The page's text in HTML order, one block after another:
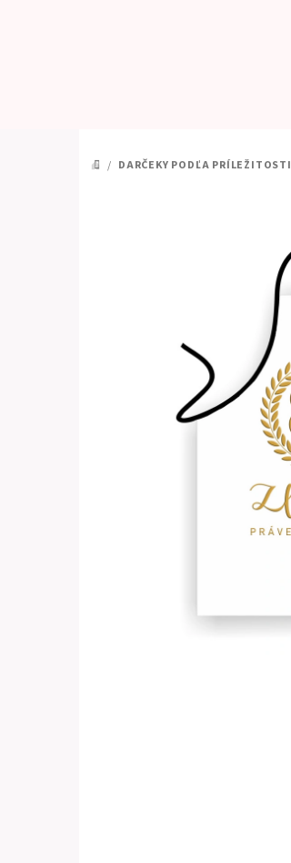
DOMOV
/ DARČEKY PODĽA PRÍLEŽITOSTI